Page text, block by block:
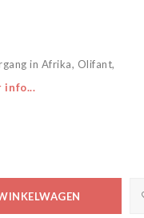
in Afrika, Olifant,
info...